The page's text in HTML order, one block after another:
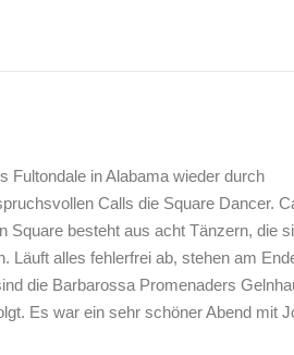
Fultondale in Alabama wieder durch
Calls die Square Dancer.
Square besteht aus acht Tänzern, die
Läuft alles fehlerfrei ab, stehen am
die Barbarossa Promenaders
Es war ein sehr schöner Abend mit